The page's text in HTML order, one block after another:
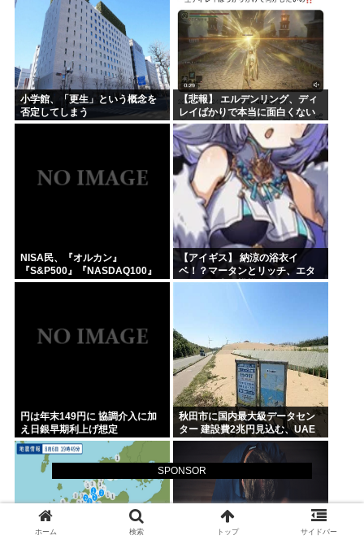
SPONSOR
小学館、「更生」という概念を
否定してしまう
【悲報】 エルデンリング、ディ
レイばかりで本当に面白くない
このゲーム←賛同の声が多数…
NISA民、『オルカン』
『S&P500』『NASDAQ100』
しか買わない
【アイギス】 納涼の浴衣イ
ベ！？マータンとリッチ、エタ
ーナーが来る模様！！！
円は年末149円に 協調介入に加
え日銀早期利上げ想定
秋田市に国内最大級データセン
ター 建設費2兆円見込む、UAE
など投資
ホーム 検索 トップ サイドバー